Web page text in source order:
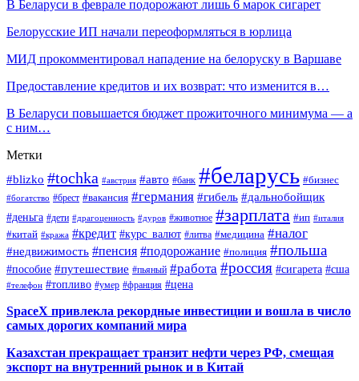
В Беларуси в феврале подорожают лишь 6 марок сигарет
Белорусские ИП начали переоформляться в юрлица
МИД прокомментировал нападение на белоруску в Варшаве
Предоставление кредитов и их возврат: что изменится в…
В Беларуси повышается бюджет прожиточного минимума — а
с ним…
Метки
#blizko #tochka #австрия #авто #банк #беларусь #бизнес
#богатство #брест #вакансия #германия #гибель #дальнобойщик
#деньга #дети #драгоценность #дуров #животное #зарплата #ип #италия
#китай #кража #кредит #курс_валют #литва #медицина #налог
#недвижимость #пенсия #подорожание #полиция #польша
#пособие #путешествие #пьяный #работа #россия #сигарета #сша
#телефон #топливо #умер #франция #цена
SpaceX привлекла рекордные инвестиции и вошла в число
самых дорогих компаний мира
Казахстан прекращает транзит нефти через РФ, смещая
экспорт на внутренний рынок и в Китай